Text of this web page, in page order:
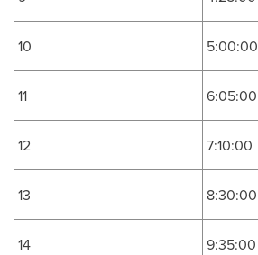
10 5:00:00
11 6:05:00
12 7:10:00
13 8:30:00
14 9:35:00